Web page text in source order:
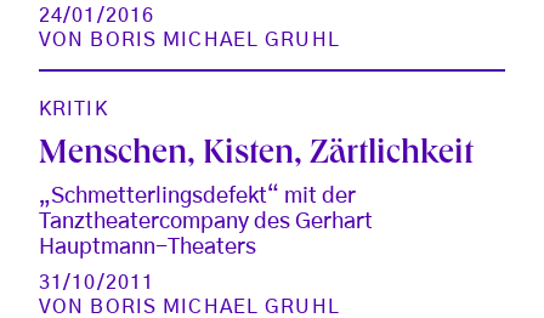
24/01/2016
VON
BORIS MICHAEL GRUHL
KRITIK
Menschen, Kisten, Zärtlichkeit
„Schmetterlingsdefekt“ mit der
Tanztheatercompany des Gerhart
Hauptmann-Theaters
31/10/2011
VON
BORIS MICHAEL GRUHL